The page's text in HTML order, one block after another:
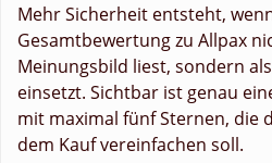
Mehr Sicherheit entsteht,
Gesamtbewertung zu Allpax
Meinungsbild liest, sondern
einsetzt. Sichtbar ist genau
mit maximal fünf Sternen, die
dem Kauf vereinfachen soll.